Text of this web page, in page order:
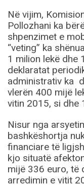
Në vijim,
Pollozhani ka
shpenzimet e
“veting” ka
1 milion lekë dhe
deklaratat
administrativ ka
vlerën 400 mijë
vitin 2015, si dhe
Nisur nga
bashkëshortja
financiare të
kjo situatë
mijë 336 euro, të
arredimin e vitit